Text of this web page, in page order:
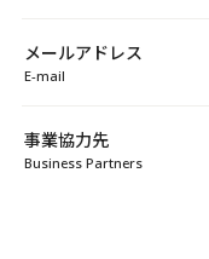
メールアドレス
E-mail
事業協力先
Business Partners